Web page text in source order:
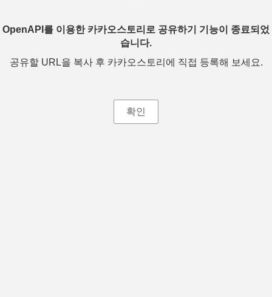
OpenAPI를 이용한 카카오스토리로 공유하기 기능이 종료되었
습니다.
공유할 URL을 복사 후 카카오스토리에 직접 등록해 보세요.
확인